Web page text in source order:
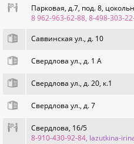
Парковая, д.7, под. 8,
8 962-963-62-88, 8-498-303-
Саввинская ул., д. 10
Свердлова ул., д. 1 А
Свердлова ул., д. 20, к.1
Свердлова ул., д. 7
Свердлова, 16/5
8-910-430-92-84, lazutkina-